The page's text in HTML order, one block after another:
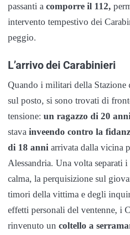
passanti a comporre il 112,
intervento tempestivo dei
peggio.
L’arrivo dei Carabinieri
Quando i militari della
sul posto, si sono trovati di
tensione: un ragazzo di 20 anni
stava inveendo contro la
di 18 anni arrivata dalla vicina
Alessandria. Una volta separati
calma, la perquisizione sul
timori della vittima e degli
effetti personali del ventenne, i
rinvenuto un coltello a